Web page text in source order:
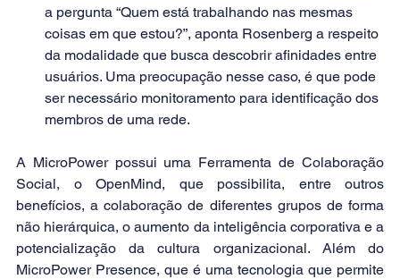
a pergunta “Quem está trabalhando nas mesmas
coisas em que estou?”, aponta Rosenberg a respeito
da modalidade que busca descobrir afinidades entre
usuários. Uma preocupação nesse caso, é que pode
ser necessário monitoramento para identificação dos
membros de uma rede.
A MicroPower possui uma Ferramenta de Colaboração
Social, o OpenMind, que possibilita, entre outros
benefícios, a colaboração de diferentes grupos de forma
não hierárquica, o aumento da inteligência corporativa e a
MicroPower Presence, que é uma tecnologia que permite